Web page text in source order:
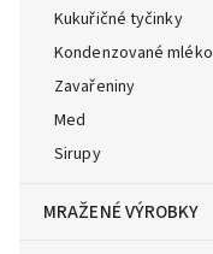
Kukuřičné tyčinky
Kondenzované mléko
Zavařeniny
Med
Sirupy
MRAŽENÉ VÝROBKY